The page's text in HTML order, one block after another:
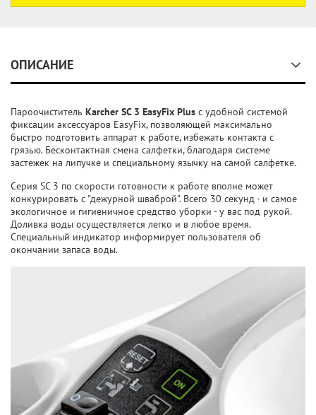
ОПИСАНИЕ
Пароочиститель Karcher SC 3 EasyFix Plus с удобной системой
фиксации аксессуаров EasyFix, позволяющей максимально
быстро подготовить аппарат к работе, избежать контакта с
грязью. Бесконтактная смена салфетки, благодаря системе
застежек на липучке и специальному язычку на самой салфетке.
Серия SC 3 по скорости готовности к работе вполне может
конкурировать с "дежурной шваброй". Всего 30 секунд - и самое
экологичное и гигиеничное средство уборки - у вас под рукой.
Доливка воды осуществляется легко и в любое время.
Специальный индикатор информирует пользователя об
окончании запаса воды.